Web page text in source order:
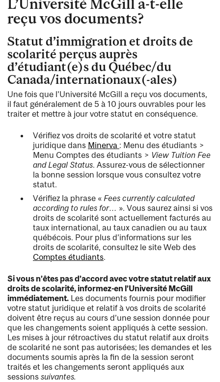
L’Université McGill a-t-elle
reçu vos documents?
Statut d’immigration et droits de
scolarité perçus auprès
d’étudiant(e)s du Québec/du
Canada/internationaux(-ales)
Une fois que l’Université McGill a reçu vos documents,
il faut généralement de 5 à 10 jours ouvrables pour les
traiter et mettre à jour votre statut en conséquence.
Vérifiez vos droits de scolarité et votre statut
juridique dans Minerva : Menu des étudiants >
Menu Comptes des étudiants > View Tuition Fee
and Legal Status. Assurez-vous de sélectionner
la bonne session lorsque vous consultez votre
statut.
Vérifiez la phrase « Fees currently calculated
according to rules for… ». Vous saurez ainsi si vos
droits de scolarité sont actuellement facturés au
taux international, au taux canadien ou au taux
québécois. Pour plus d’informations sur les
droits de scolarité, consultez le site Web des
Comptes étudiants.
Si vous n’êtes pas d’accord avec votre statut relatif aux
droits de scolarité, informez-en l’Université McGill
immédiatement. Les documents fournis pour modifier
votre statut juridique et relatif à vos droits de scolarité
doivent être reçus au cours d’une session donnée pour
que les changements soient appliqués à cette session.
Les mises à jour rétroactives du statut relatif aux droits
de scolarité ne sont pas autorisées; les demandes et les
documents soumis après la fin de la session seront
traités et les changements seront appliqués aux
sessions suivantes.